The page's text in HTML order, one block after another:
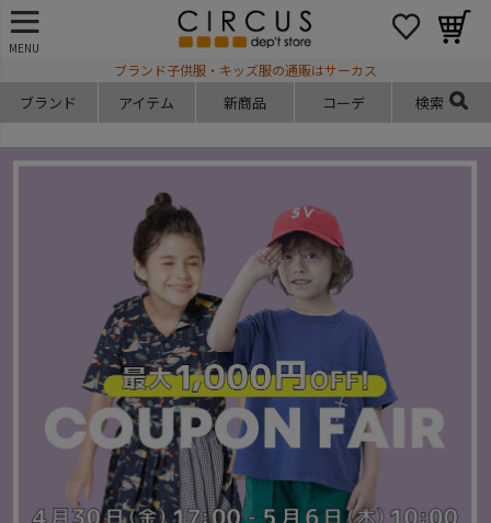
MENU
ブランド子供服・キッズ服の通販はサーカス
ブランド アイテム 新商品 コーデ 検索